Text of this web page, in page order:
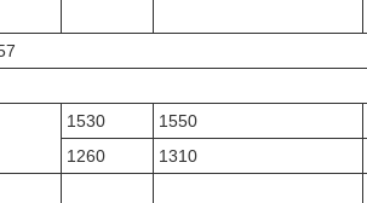
1530 1550
1260
1310